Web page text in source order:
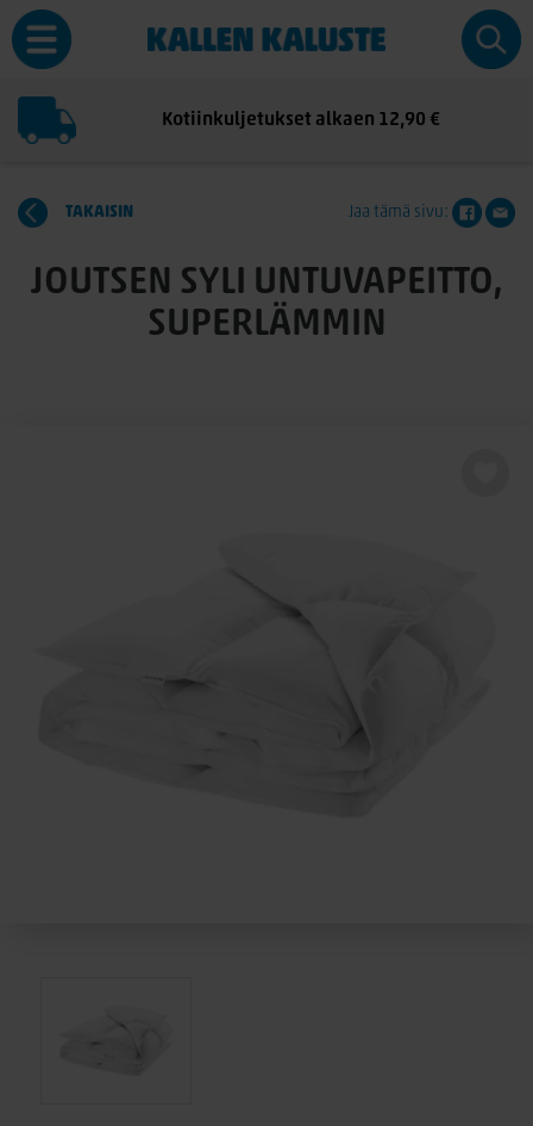
Kotiinkuljetukset alkaen 12,90 €
TAKAISIN Jaa tämä sivu:
JOUTSEN SYLI UNTUVAPEITTO,
SUPERLÄMMIN